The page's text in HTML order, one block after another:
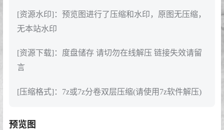
[资源水印]：预览图进行了压缩和水印，原图无压缩，
无本站水印
[资源下载]：度盘储存 请切勿在线解压 链接失效请留
言
[压缩格式]：7z或7z分卷双层压缩(请使用7z软件解压)
预览图